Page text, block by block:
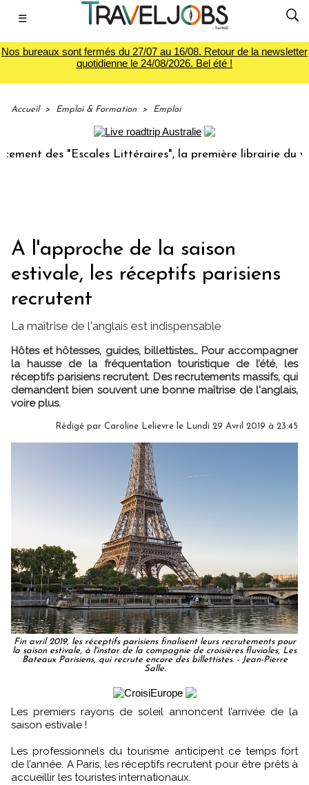
☰
Nos bureaux sont fermés du 27/07 au 16/08. Retour de la newsletter
quotidienne le 24/08/2026. Bel été !
Accueil > Emploi & Formation > Emploi
"Escales Littéraires", la première librairie du voyage
A l'approche de la saison
estivale, les réceptifs parisiens
recrutent
La maîtrise de l'anglais est indispensable
Hôtes et hôtesses, guides, billettistes… Pour accompagner
la hausse de la fréquentation touristique de l’été, les
réceptifs parisiens recrutent. Des recrutements massifs, qui
demandent bien souvent une bonne maîtrise de l'anglais,
voire plus.
Rédigé par Caroline Lelievre le Lundi 29 Avril 2019 à 23:45
Fin avril 2019, les réceptifs parisiens finalisent leurs recrutements pour
la saison estivale, à l'instar de la compagnie de croisières fluviales, Les
Bateaux Parisiens, qui recrute encore des billettistes. - Jean-Pierre
Salle.
Les premiers rayons de soleil annoncent l’arrivée de la
saison estivale !
Les professionnels du tourisme anticipent ce temps fort
de l’année. A Paris, les réceptifs recrutent pour être prêts à
accueillir les touristes internationaux.